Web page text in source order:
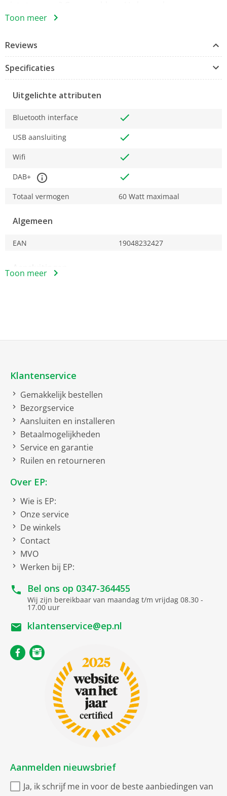
je favoriete nummers luisteren via USB, CD, DAB+ of FM-
DAB+ / FM-RDS Receiver
Internet Radio via wifi
CD en USB-aansluiting
Bluetooth Audio-Streaming (A2DP)
Spotify Connect: Luister muziek met de Spotify-
app als afstandsbediening.
Klok met dubbele wekker en sleeptimer
Toon meer
Reviews
Specificaties
Uitgelichte attributen
Bluetooth interface
USB aansluiting
Wifi
DAB+
Totaal vermogen 60 Watt maximaal
Algemeen
EAN 19048232427
Aansluitingen
Afmeting apparaat zonder luidsprekers
netto breedte
netto hoogte
Afmetingen front luidspreker
breedte
hoogte
diepte
Bruto afmetingen inclusief verpakking
bruto breedte
40 cm
bruto hoogte
bruto diepte
51 cm
bruto gewicht
DVD-/CD-/HDD-uitvoering
Luidspreker
Overige uitrusting
Toon meer
Klantenservice
Gemakkelijk bestellen
Bezorgservice
Aansluiten en installeren
Betaalmogelijkheden
Service en garantie
Ruilen en retourneren
Over EP:
Wie is EP:
Onze service
De winkels
Contact
MVO
Werken bij EP:
Bel ons op 0347-364455
Wij zijn bereikbaar van maandag t/m vrijdag 08.30 -
17.00 uur
klantenservice@ep.nl
Aanmelden nieuwsbrief
Ja, ik schrijf me in voor de beste aanbiedingen van